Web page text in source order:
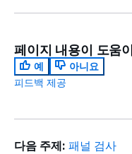
페이지 내용이 도움
예
아니요
피드백 제공
다음 주제: 패널 검사